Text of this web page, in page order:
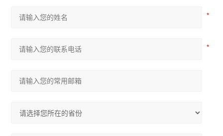
奥林巴斯SZ51体视显微镜
奥林巴斯CX43生物显微镜